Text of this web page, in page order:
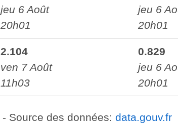
jeu 6 Août
20h01
jeu 6
20h01
2.104
ven 7 Août
11h03
0.829
jeu 6
20h01
- Source des données: data.gouv.fr